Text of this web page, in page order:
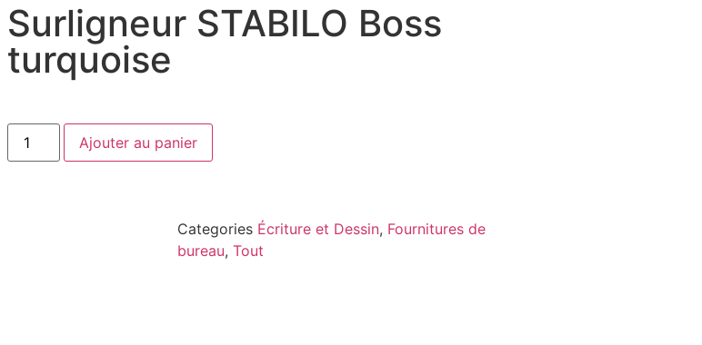
Surligneur STABILO Boss
turquoise
Ajouter au panier
Categories Écriture et Dessin, Fournitures de
bureau, Tout